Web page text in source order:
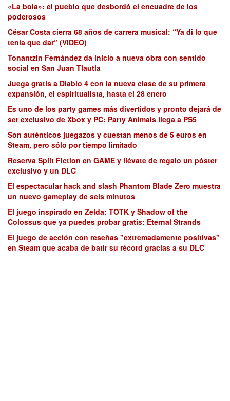
«La bola»: el pueblo que desbordó el encuadre de los
poderosos
César Costa cierra 68 años de carrera musical: “Ya di lo que
tenía que dar” (VIDEO)
Tonantzin Fernández da inicio a nueva obra con sentido
social en San Juan Tlautla
Juega gratis a Diablo 4 con la nueva clase de su primera
expansión, el espiritualista, hasta el 28 enero
Es uno de los party games más divertidos y pronto dejará de
ser exclusivo de Xbox y PC: Party Animals llega a PS5
Son auténticos juegazos y cuestan menos de 5 euros en
Steam, pero sólo por tiempo limitado
Reserva Split Fiction en GAME y llévate de regalo un póster
exclusivo y un DLC
El espectacular hack and slash Phantom Blade Zero muestra
un nuevo gameplay de seis minutos
El juego inspirado en Zelda: TOTK y Shadow of the
Colossus que ya puedes probar gratis: Eternal Strands
El juego de acción con reseñas "extremadamente positivas"
en Steam que acaba de batir su récord gracias a su DLC